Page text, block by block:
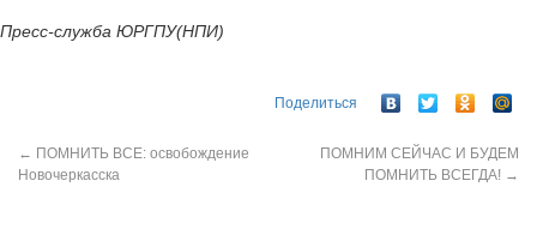
Пресс-служба ЮРГПУ(НПИ)
Поделиться
← ПОМНИТЬ ВСЕ: освобождение
Новочеркасска
ПОМНИМ СЕЙЧАС И БУДЕМ
ПОМНИТЬ ВСЕГДА! →